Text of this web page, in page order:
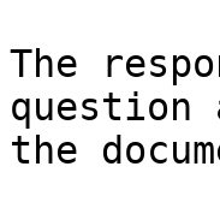
The
question
the